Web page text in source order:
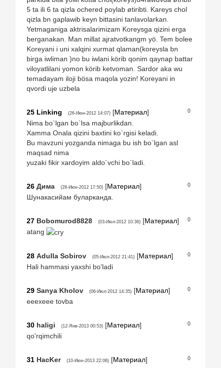
5 ta ili 6 ta qizla ochered poylab øtiribti. Kareys chol
qizla bn gaplawib keyn bittasini tanlavolarkan.
Yetmaganiga aktrisalarimizam Koreysga qizini erga
berganakan. Man millat ajratvotkangm yö. Tem bolee
Koreyani i uni xalqini xurmat qlaman(koreysla bn
birga iwliman )no bu iwlani körib qonim qaynap battar
viloyatlilani yomon körib ketvoman. Sardor aka wu
temadayam iloji bösa maqola yozin! Koreyani in
qvordi uje uzbela
0
25 Linking (26-Июн-2012 14:07) [Материал]
Nima bo`lgan bo`lsa majburlikdan.
Xamma Onala qizini baxtini ko`rgisi keladi.
Bu mavzuni yozganda nimaga bu ish bo`lgan asl
maqsad nima
yuzaki fikir xardoyim aldo`vchi bo`ladi.
0
26 Дима (28-Июн-2012 17:50) [Материал]
Шyнакасийам буларканда.
0
27 Bobomurod8828 (03-Июл-2012 10:36) [Материал]
atang
0
28 Adulla Sobirov (05-Июл-2012 21:41) [Материал]
Hali hammasi yaxshi bo'ladi
0
29 Sanya Kholov (06-Июл-2012 14:35) [Материал]
eeexeee tovba
0
30 haligi (12-Янв-2013 00:53) [Материал]
qo'rqimchili
0
31 HacKer (10-Июн-2013 22:06) [Материал]